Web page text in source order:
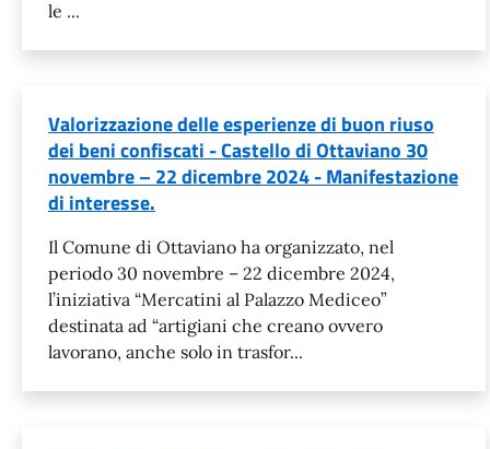
le ...
Valorizzazione delle esperienze di buon riuso
dei beni confiscati - Castello di Ottaviano 30
novembre – 22 dicembre 2024 - Manifestazione
di interesse.
Il Comune di Ottaviano ha organizzato, nel
periodo 30 novembre – 22 dicembre 2024,
l’iniziativa “Mercatini al Palazzo Mediceo”
destinata ad “artigiani che creano ovvero
lavorano, anche solo in trasfor...